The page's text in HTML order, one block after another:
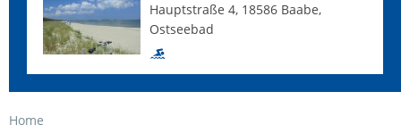
Hauptstraße 4, 18586 Baabe,
Ostseebad
Home